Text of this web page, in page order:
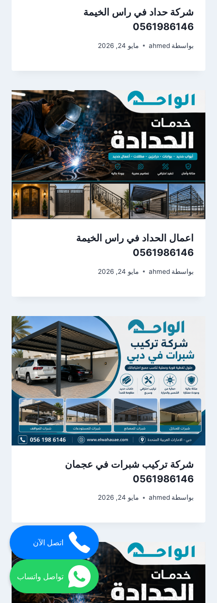
شركة حداد في راس الخيمة
0561986146
بواسطة ahmed مايو 24, 2026
اعمال الحداد في راس الخيمة
0561986146
بواسطة ahmed مايو 24, 2026
شركة تركيب شبرات في عجمان
0561986146
بواسطة ahmed مايو 24, 2026
اتصل الآن
تواصل واتساب